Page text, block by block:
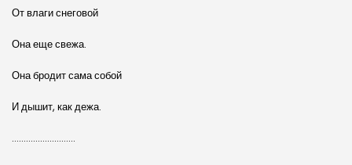
От влаги снеговой
Она еще свежа.
Она бродит сама собой
И дышит, как дежа.
………………………